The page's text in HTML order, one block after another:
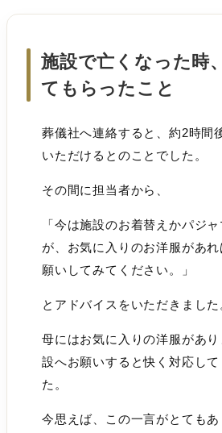
施設で亡くなった時
てもらったこと
葬儀社へ連絡すると、約2時間
いただけるとのことでした。
その間に担当者から、
「今は施設のお着替えかパジ
が、お気に入りのお洋服があ
願いしてみてください。」
とアドバイスをいただきました
母にはお気に入りの洋服があ
設へお願いすると快く対応して
た。
今思えば、この一言がとてもあ